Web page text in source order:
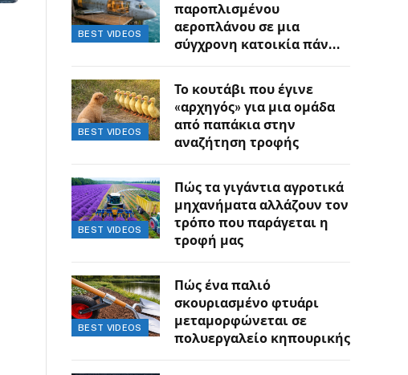
BEST VIDEOS
παροπλισμένου
αεροπλάνου σε μια
σύγχρονη κατοικία πάνω
BEST VIDEOS
Το κουτάβι που έγινε
«αρχηγός» για μια ομάδα
από παπάκια στην
αναζήτηση τροφής
BEST VIDEOS
Πώς τα γιγάντια αγροτικά
μηχανήματα αλλάζουν τον
τρόπο που παράγεται η
τροφή μας
BEST VIDEOS
Πώς ένα παλιό
σκουριασμένο φτυάρι
μεταμορφώνεται σε
πολυεργαλείο κηπουρικής